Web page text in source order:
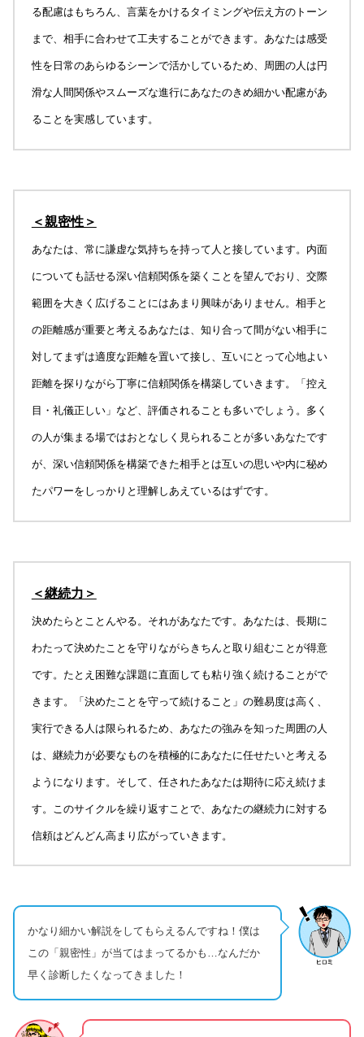
る配慮はもちろん、言葉をかけるタイミングや伝え方のトーン
まで、相手に合わせて工夫することができます。あなたは感受
性を日常のあらゆるシーンで活かしているため、周囲の人は円
滑な人間関係やスムーズな進行にあなたのきめ細かい配慮があ
ることを実感しています。
＜親密性＞
あなたは、常に謙虚な気持ちを持って人と接しています。内面
についても話せる深い信頼関係を築くことを望んでおり、交際
範囲を大きく広げることにはあまり興味がありません。相手と
の距離感が重要と考えるあなたは、知り合って間がない相手に
対してまずは適度な距離を置いて接し、互いにとって心地よい
距離を探りながら丁寧に信頼関係を構築していきます。「控え
目・礼儀正しい」など、評価されることも多いでしょう。多く
の人が集まる場ではおとなしく見られることが多いあなたです
が、深い信頼関係を構築できた相手とは互いの思いや内に秘め
たパワーをしっかりと理解しあえているはずです。
＜継続力＞
決めたらとことんやる。それがあなたです。あなたは、長期に
わたって決めたことを守りながらきちんと取り組むことが得意
です。たとえ困難な課題に直面しても粘り強く続けることがで
きます。「決めたことを守って続けること」の難易度は高く、
実行できる人は限られるため、あなたの強みを知った周囲の人
は、継続力が必要なものを積極的にあなたに任せたいと考える
ようになります。そして、任されたあなたは期待に応え続けま
す。このサイクルを繰り返すことで、あなたの継続力に対する
信頼はどんどん高まり広がっていきます。
かなり細かい解説をしてもらえるんですね！僕は
この「親密性」が当てはまってるかも…なんだか
早く診断したくなってきました！